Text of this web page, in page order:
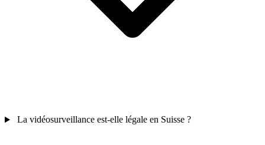
La vidéosurveillance est-elle légale en Suisse ?